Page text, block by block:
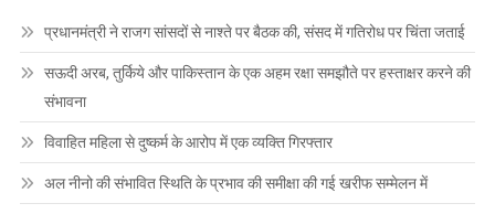
प्रधानमंत्री ने राजग सांसदों से नाश्ते पर बैठक की, संसद में गतिरोध पर चिंता जताई
सऊदी अरब, तुर्किये और पाकिस्तान के एक अहम रक्षा समझौते पर हस्ताक्षर करने की
संभावना
विवाहित महिला से दुष्कर्म के आरोप में एक व्यक्ति गिरफ्तार
अल नीनो की संभावित स्थिति के प्रभाव की समीक्षा की गई खरीफ सम्मेलन में